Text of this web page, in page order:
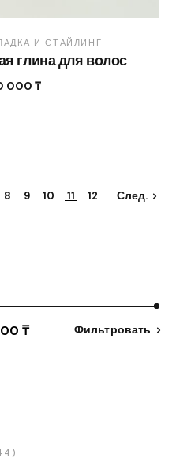
И СТАЙЛИНГ
глина для волос
000 ₸
8 9 10 11 12 След.
Фильтровать
₸